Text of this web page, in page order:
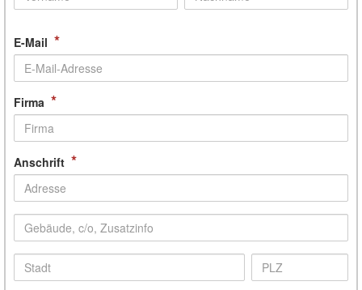
E-Mail *
Firma *
Anschrift *